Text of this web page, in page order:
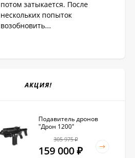
потом затыкается. После
нескольких попыток
возобновить...
АКЦИЯ!
Подавитель дронов
"Дрон 1200"
305 975₽
159 000 ₽